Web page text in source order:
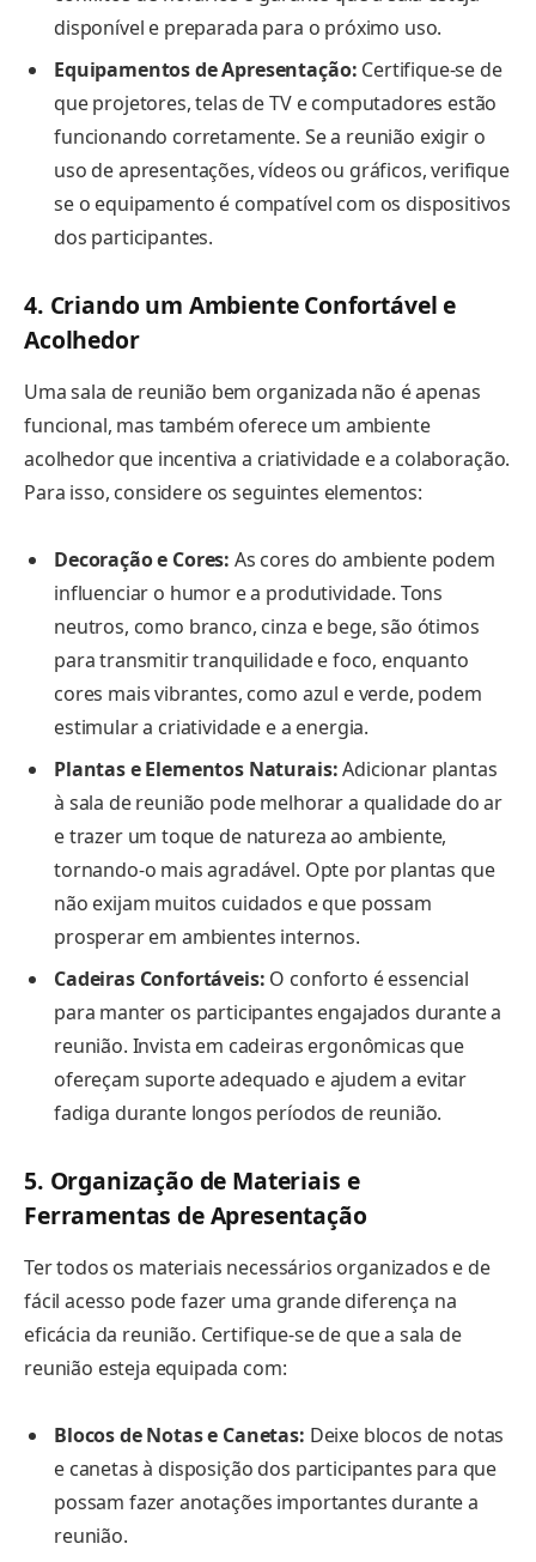
disponível e preparada para o próximo uso.
Equipamentos de Apresentação: Certifique-se de
que projetores, telas de TV e computadores estão
funcionando corretamente. Se a reunião exigir o
uso de apresentações, vídeos ou gráficos, verifique
se o equipamento é compatível com os dispositivos
dos participantes.
4. Criando um Ambiente Confortável e
Acolhedor
Uma sala de reunião bem organizada não é apenas
funcional, mas também oferece um ambiente
acolhedor que incentiva a criatividade e a colaboração.
Para isso, considere os seguintes elementos:
Decoração e Cores: As cores do ambiente podem
influenciar o humor e a produtividade. Tons
neutros, como branco, cinza e bege, são ótimos
para transmitir tranquilidade e foco, enquanto
cores mais vibrantes, como azul e verde, podem
estimular a criatividade e a energia.
Plantas e Elementos Naturais:Adicionar plantas
à sala de reunião pode melhorar a qualidade do ar
e trazer um toque de natureza ao ambiente,
tornando-o mais agradável. Opte por plantas que
não exijam muitos cuidados e que possam
prosperar em ambientes internos.
Cadeiras Confortáveis: O conforto é essencial
para manter os participantes engajados durante a
reunião. Invista em cadeiras ergonômicas que
ofereçam suporte adequado e ajudem a evitar
fadiga durante longos períodos de reunião.
5. Organização de Materiais e
Ferramentas de Apresentação
Ter todos os materiais necessários organizados e de
fácil acesso pode fazer uma grande diferença na
eficácia da reunião. Certifique-se de que a sala de
reunião esteja equipada com:
Blocos de Notas e Canetas: Deixe blocos de notas
e canetas à disposição dos participantes para que
possam fazer anotações importantes durante a
reunião.